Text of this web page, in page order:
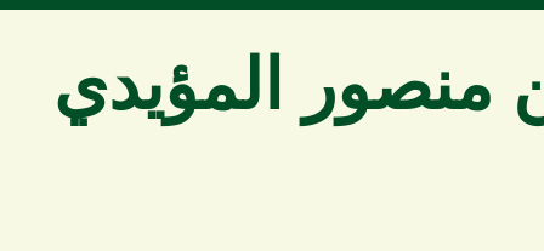
منصور المؤيدي